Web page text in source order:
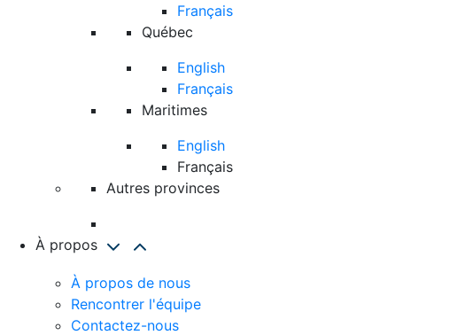
Français
Québec
English
Français
Maritimes
English
Français
Autres provinces
À propos
À propos de nous
Rencontrer l'équipe
Contactez-nous